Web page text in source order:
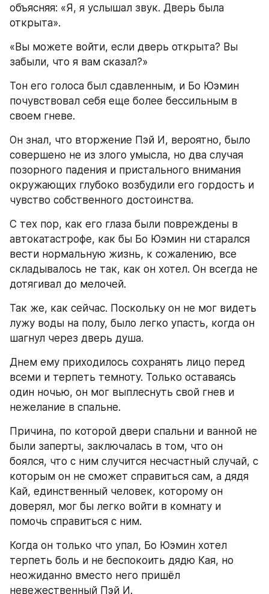
объясняя: «Я, я услышал звук. Дверь была
открыта».
«Вы можете войти, если дверь открыта? Вы
забыли, что я вам сказал?»
Тон его голоса был сдавленным, и Бо Юэмин
почувствовал себя еще более бессильным в
своем гневе.
Он знал, что вторжение Пэй И, вероятно, было
совершено не из злого умысла, но два случая
позорного падения и пристального внимания
окружающих глубоко возбудили его гордость и
чувство собственного достоинства.
С тех пор, как его глаза были повреждены в
автокатастрофе, как бы Бо Юэмин ни старался
вести нормальную жизнь, к сожалению, все
складывалось не так, как он хотел. Он всегда не
дотягивал до мелочей.
Так же, как сейчас. Поскольку он не мог видеть
лужу воды на полу, было легко упасть, когда он
шагнул через дверь душа.
Днем ему приходилось сохранять лицо перед
всеми и терпеть темноту. Только оставаясь
один ночью, он мог выплеснуть свой гнев и
нежелание в спальне.
Причина, по которой двери спальни и ванной не
были заперты, заключалась в том, что он
боялся, что с ним случится несчастный случай, с
которым он не сможет справиться сам, а дядя
Кай, единственный человек, которому он
доверял, мог бы легко войти в комнату и
помочь справиться с ним.
Когда он только что упал, Бо Юэмин хотел
терпеть боль и не беспокоить дядю Кая, но
неожиданно вместо него пришёл
невежественный Пэй И.